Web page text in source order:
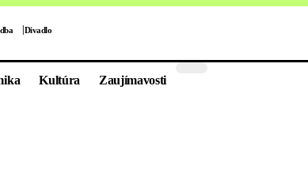
Divadlo
Kultúra Zaujímavosti